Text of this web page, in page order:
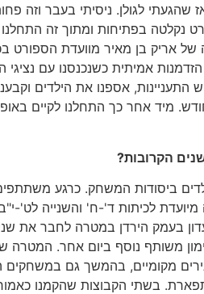
לגולן. ניסיתי בעבר וזה
נקלטה בפתיחות ומתוך זה התחלנו
של אריק בן מאיר מוועדת הספורט
אמיתית כשנכנסנו עם נציגי
התעניינות, אספנו את הילדים
מיד אחר כך התחלנו לקיים
הקרובות?
ביסודות המשחק. כרגע
לכיתות ד'-ח' והשנייה לט'-
בעמק הירדן במטרה לחבר את
משותף נוסף ביום אחר. המטרה
מקומיים, בהמשך גם במשחקים